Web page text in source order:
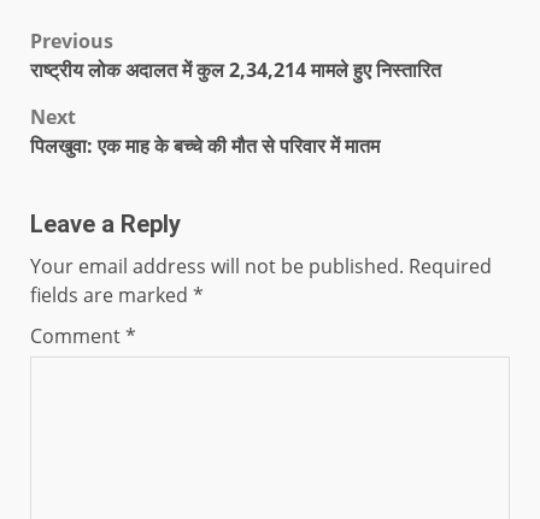
Previous
राष्ट्रीय लोक अदालत में कुल 2,34,214 मामले हुए निस्तारित
Next
पिलखुवा: एक माह के बच्चे की मौत से परिवार में मातम
Leave a Reply
Your email address will not be published. Required
fields are marked *
Comment*